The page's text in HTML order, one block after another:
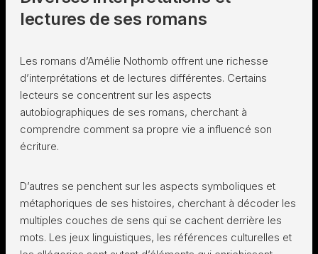
lectures de ses romans
Les romans d’Amélie Nothomb offrent une richesse
d’interprétations et de lectures différentes. Certains
lecteurs se concentrent sur les aspects
autobiographiques de ses romans, cherchant à
comprendre comment sa propre vie a influencé son
écriture.
D’autres se penchent sur les aspects symboliques et
métaphoriques de ses histoires, cherchant à décoder les
multiples couches de sens qui se cachent derrière les
mots. Les jeux linguistiques, les références culturelles et